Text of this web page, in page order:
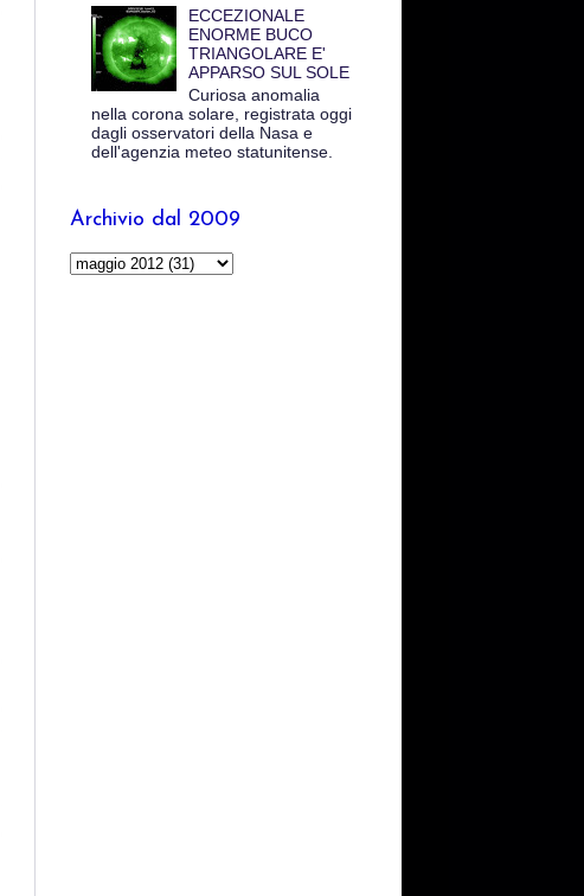
ECCEZIONALE
ENORME BUCO
TRIANGOLARE E'
APPARSO SUL SOLE
Curiosa anomalia
nella corona solare, registrata oggi
dagli osservatori della Nasa e
dell'agenzia meteo statunitense.
Archivio dal 2009